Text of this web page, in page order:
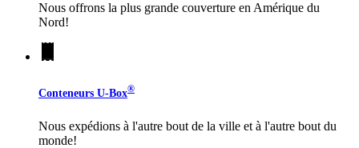
Nous offrons la plus grande couverture en Amérique du
Nord!
Conteneurs U-Box®
Nous expédions à l'autre bout de la ville et à l'autre bout du
monde!